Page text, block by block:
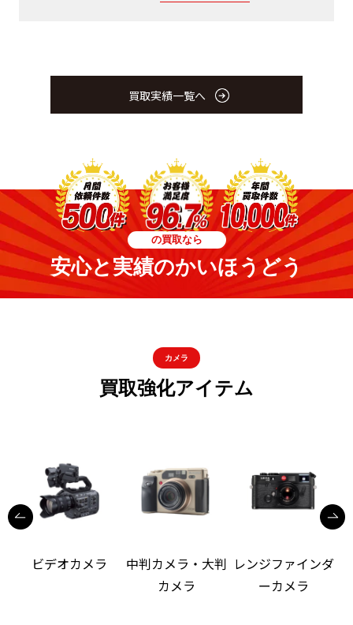
買取実績一覧へ
の買取なら
安心と実績のかいほうどう
カメラ
買取強化アイテム
ビデオカメラ
中判カメラ・大判
カメラ
レンジファインダ
ーカメラ